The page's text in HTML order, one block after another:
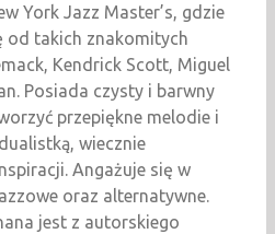
York Jazz Master’s, gdzie
od takich znakomitych
Kendrick Scott, Miguel
Posiada czysty i barwny
przepiękne melodie i
wiecznie
Angażuje się w
oraz alternatywne.
jest z autorskiego